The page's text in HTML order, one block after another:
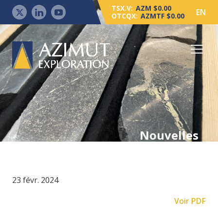
TSX.V: AZM $0.00
OTCQX: AZMTF $0.00 EN
Nouvelles
23 févr. 2024
Voir PDF